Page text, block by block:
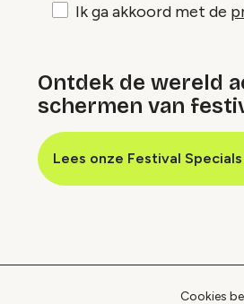
Ik ga akkoord met de
Ontdek de wereld
schermen van
Lees onze Festival Specials
Cookies